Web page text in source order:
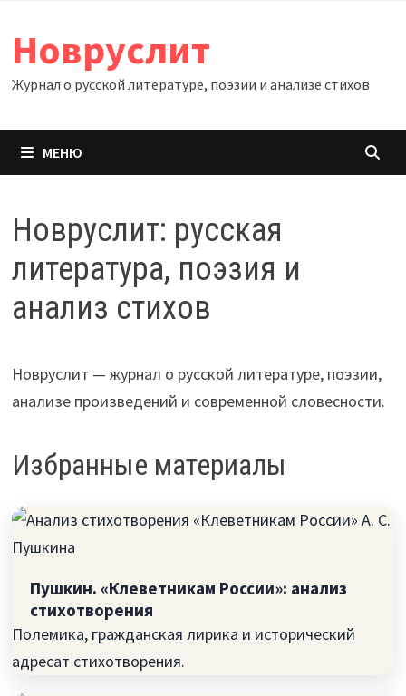
содержимому
Новруслит
Журнал о русской литературе, поэзии и анализе стихов
МЕНЮ
Новруслит: русская
литература, поэзия и
анализ стихов
Новруслит — журнал о русской литературе, поэзии,
анализе произведений и современной словесности.
Избранные материалы
Пушкин. «Клеветникам России»: анализ
стихотворения
Полемика, гражданская лирика и исторический
адресат стихотворения.